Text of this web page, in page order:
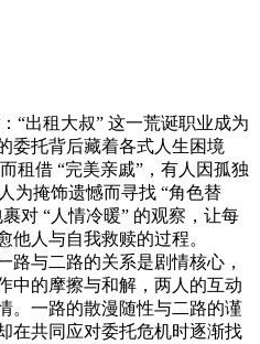
：“出租大叔” 这一荒诞职业成为
委托背后藏着各式人生困境
借 “完美亲戚”，有人因孤独
为掩饰遗憾而寻找 “角色替
对 “人情冷暖” 的观察，让每
他人与自我救赎的过程。
路与二路的关系是剧情核心，
中的摩擦与和解，两人的互动
。一路的散漫随性与二路的谨
在共同应对委托危机时逐渐找